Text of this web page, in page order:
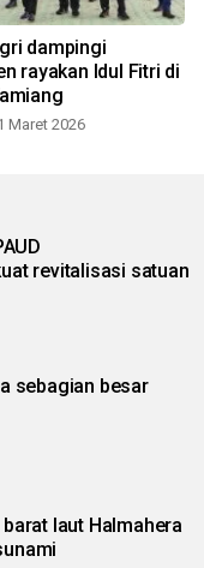
dampingi
rayakan Idul Fitri di
Maret 2026
revitalisasi satuan
sebagian besar
laut Halmahera